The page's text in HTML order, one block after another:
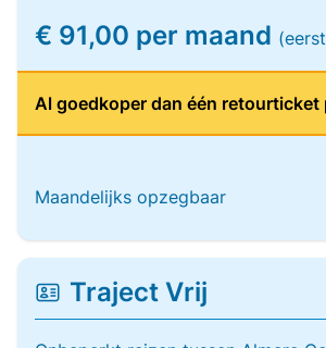
€ 91,00 per maand
Al goedkoper dan één retourticket
Maandelijks opzegbaar
Traject Vrij